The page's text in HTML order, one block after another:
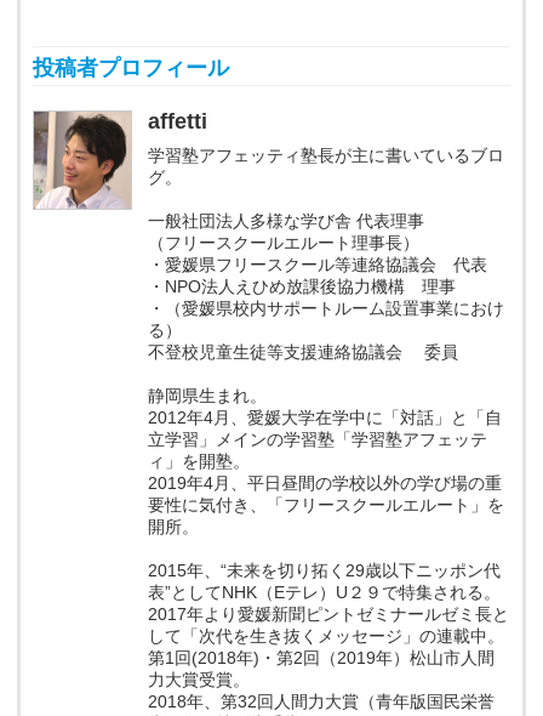
投稿者プロフィール
affetti
学習塾アフェッティ塾長が主に書いているブロ
グ。
一般社団法人多様な学び舎 代表理事
（フリースクールエルート理事長）
・愛媛県フリースクール等連絡協議会 代表
・NPO法人えひめ放課後協力機構 理事
・（愛媛県校内サポートルーム設置事業におけ
る）
不登校児童生徒等支援連絡協議会 委員
静岡県生まれ。
2012年4月、愛媛大学在学中に「対話」と「自
立学習」メインの学習塾「学習塾アフェッテ
ィ」を開塾。
2019年4月、平日昼間の学校以外の学び場の重
要性に気付き、「フリースクールエルート」を
開所。
2015年、“未来を切り拓く29歳以下ニッポン代
表”としてNHK（Eテレ）U２９で特集される。
2017年より愛媛新聞ピントゼミナールゼミ長と
して「次代を生き抜くメッセージ」の連載中。
第1回(2018年)・第2回（2019年）松山市人間
力大賞受賞。
2018年、第32回人間力大賞（青年版国民栄誉